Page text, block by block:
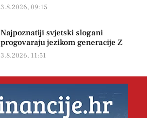
3.8.2026, 09:15
Najpoznatiji svjetski slogani
progovaraju jezikom generacije Z
3.8.2026, 11:51